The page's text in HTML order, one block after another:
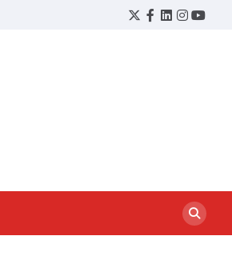
Twitter
Facebook
LinkedIn
Instagram